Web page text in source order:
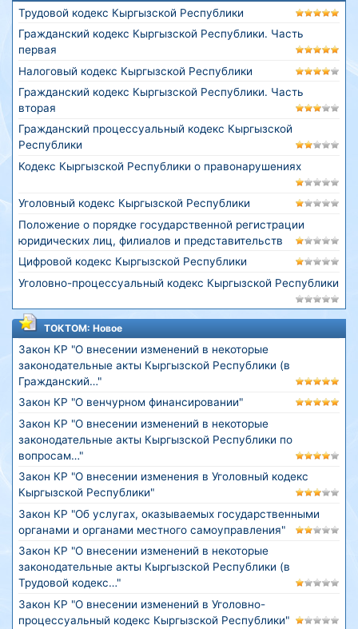
Трудовой кодекс Кыргызской Республики
Гражданский кодекс Кыргызской Республики. Часть
первая
Налоговый кодекс Кыргызской Республики
Гражданский кодекс Кыргызской Республики. Часть
вторая
Гражданский процессуальный кодекс Кыргызской
Республики
Кодекс Кыргызской Республики о правонарушениях
Уголовный кодекс Кыргызской Республики
Положение о порядке государственной регистрации
юридических лиц, филиалов и представительств
Цифровой кодекс Кыргызской Республики
Уголовно-процессуальный кодекс Кыргызской Республики
ТОКТОМ: Новое
Закон КР "О внесении изменений в некоторые
законодательные акты Кыргызской Республики (в
Гражданский…"
Закон КР "О венчурном финансировании"
Закон КР "О внесении изменений в некоторые
законодательные акты Кыргызской Республики по
вопросам…"
Закон КР "О внесении изменения в Уголовный кодекс
Кыргызской Республики"
Закон КР "Об услугах, оказываемых государственными
органами и органами местного самоуправления"
Закон КР "О внесении изменений в некоторые
законодательные акты Кыргызской Республики (в
Трудовой кодекс…"
Закон КР "О внесении изменений в Уголовно-
процессуальный кодекс Кыргызской Республики"